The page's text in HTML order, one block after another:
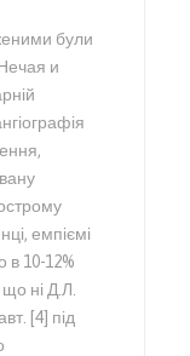
були
и
емпіємі
в 10-12%
ні Д.Л.
[4] під